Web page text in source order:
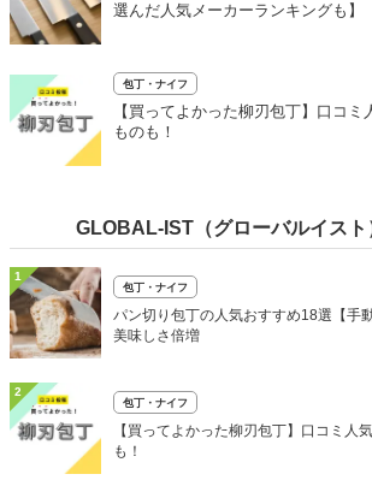
選んだ人気メーカーランキングも】
包丁・ナイフ
【買ってよかった柳刃包丁】口コ
ものも！
GLOBAL-IST（グローバルイスト
1
包丁・ナイフ
パン切り包丁の人気おすすめ18選【手
美味しさ倍増
2
包丁・ナイフ
【買ってよかった柳刃包丁】口コミ人
も！